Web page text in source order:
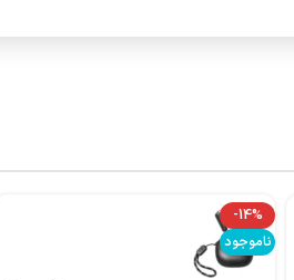
-14%
ناموجود